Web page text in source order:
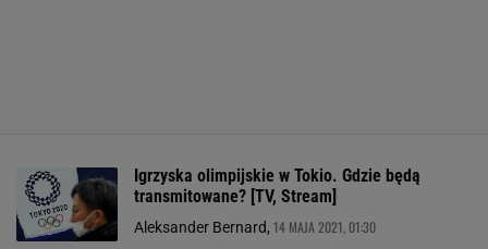
Igrzyska olimpijskie w Tokio. Gdzie będą
transmitowane? [TV, Stream]
Aleksander Bernard, 14 MAJA 2021, 01:30